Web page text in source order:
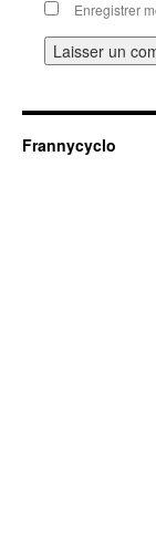
Enregistrer
Frannycyclo